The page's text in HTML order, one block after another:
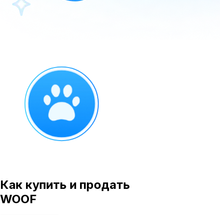
Как купить и продать
WOOF